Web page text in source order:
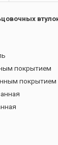
покрытием
покрытием